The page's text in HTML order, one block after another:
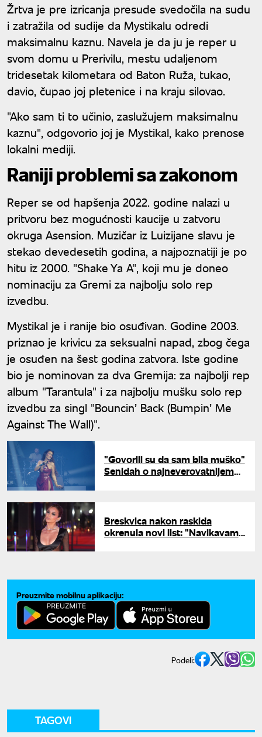
Žrtva je pre izricanja presude svedočila na sudu
i zatražila od sudije da Mystikalu odredi
maksimalnu kaznu. Navela je da ju je reper u
svom domu u Prerivilu, mestu udaljenom
tridesetak kilometara od Baton Ruža, tukao,
davio, čupao joj pletenice i na kraju silovao.
"Ako sam ti to učinio, zaslužujem maksimalnu
kaznu", odgovorio joj je Mystikal, kako prenose
lokalni mediji.
Raniji problemi sa zakonom
Reper se od hapšenja 2022. godine nalazi u
pritvoru bez mogućnosti kaucije u zatvoru
okruga Asension. Muzičar iz Luizijane slavu je
stekao devedesetih godina, a najpoznatiji je po
hitu iz 2000. "Shake Ya A", koji mu je doneo
nominaciju za Gremi za najbolju solo rep
izvedbu.
Mystikal je i ranije bio osuđivan. Godine 2003.
priznao je krivicu za seksualni napad, zbog čega
je osuđen na šest godina zatvora. Iste godine
bio je nominovan za dva Gremija: za najbolji rep
album "Tarantula" i za najbolju mušku solo rep
izvedbu za singl "Bouncin’ Back (Bumpin’ Me
Against The Wall)".
"Govorili su da sam bila muško"
Senidah o najneverovatnijem
Breskvica nakon raskida
okrenula novi list: "Navikavam
Preuzmite mobilnu aplikaciju:
Podeli:
TAGOVI